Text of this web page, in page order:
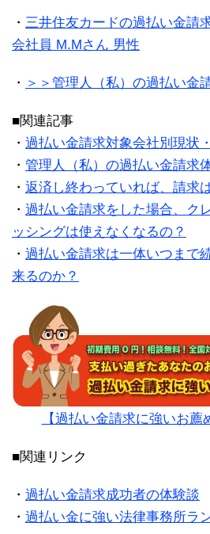
・ 三井住友カードの過払い金請
会社員 M.Mさん 男性
・ ＞＞管理人（私）の過払い金
■関連記事
・ 過払い金請求対象会社別現状
・ 管理人（私）の過払い金請求
・ 返済し終わっていれば、請求
・ 過払い金請求をした場合、ク
ッシングは使えなくなるの？
・ 過払い金請求は一体いつまで
来るのか？
【過払い金請求に強いお薦
■関連リンク
・ 過払い金請求成功者の体験談
・ 過払い金に強い法律事務所ラ